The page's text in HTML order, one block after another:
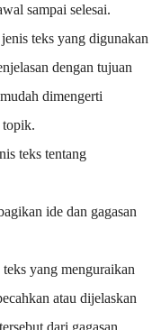
sampai selesai.
teks yang digunakan
dengan tujuan
dimengerti
topik.
teks tentang
ide dan gagasan
yang menguraikan
atau dijelaskan
dari gagasan